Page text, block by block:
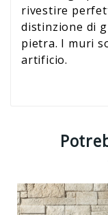
rivestire
distinzione di
pietra. I muri
artificio.